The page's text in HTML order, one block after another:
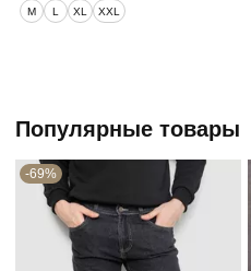
M L XL XXL
Популярные товары
-69%